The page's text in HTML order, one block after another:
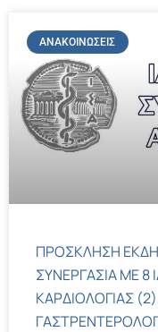
ΑΝΑΚΟΙΝΏΣΕΙΣ
ΠΡΟΣΚΛΗΣΗ
ΣΥΝΕΡΓΑΣΙΑ ΜΕ 8
ΚΑΡΔΙΟΛΟΓΙΑΣ